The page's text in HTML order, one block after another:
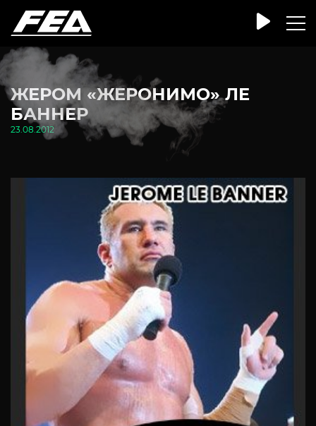
ЖЕРОМ «ЖЕРОНИМО» ЛЕ
БАННЕР
23.08.2012